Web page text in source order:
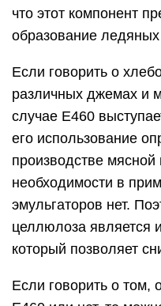
что этот компонент
образование
Если говорить о
различных джемах и
случае Е460
его использование
производстве мясной
необходимости в
эмульгаторов нет.
целлюлоза является
который позволяет
Если говорить о том,